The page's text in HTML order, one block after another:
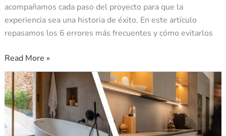
acompañamos cada paso del proyecto para que la
experiencia sea una historia de éxito. En este artículo
repasamos los 6 errores más frecuentes y cómo evitarlos
Read More »
Cómo
planificar
una
reforma
integral